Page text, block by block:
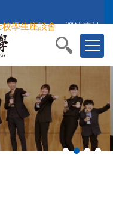
校學生座談會 網站連結